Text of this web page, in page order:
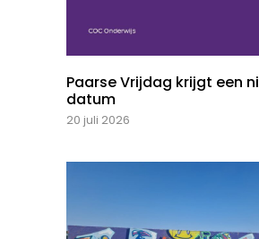
Paarse Vrijdag krijgt een
datum
20 juli 2026